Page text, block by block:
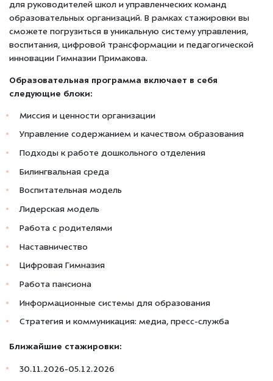
для руководителей школ и управленческих команд
образовательных организаций. В рамках стажировки вы
сможете погрузиться в уникальную систему управления,
воспитания, цифровой трансформации и педагогической
инновации Гимназии Примакова.
Образовательная программа включает в себя
следующие блоки:
Миссия и ценности организации
Управление содержанием и качеством образования
Подходы к работе дошкольного отделения
Билингвальная среда
Воспитательная модель
Лидерская модель
Работа с родителями
Наставничество
Цифровая Гимназия
Работа пансиона
Информационные системы для образования
Стратегия и коммуникация: медиа, пресс-служба
Ближайшие стажировки:
30.11.2026-05.12.2026